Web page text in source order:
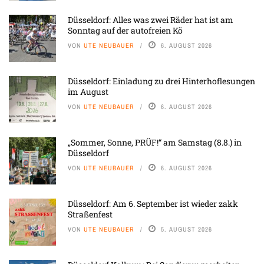
Düsseldorf: Alles was zwei Räder hat ist am
Sonntag auf der autofreien Kö
VON UTE NEUBAUER 6. AUGUST 2026
Düsseldorf: Einladung zu drei Hinterhoflesungen
im August
VON UTE NEUBAUER 6. AUGUST 2026
„Sommer, Sonne, PRÜF!“ am Samstag (8.8.) in
Düsseldorf
VON UTE NEUBAUER 6. AUGUST 2026
Düsseldorf: Am 6. September ist wieder zakk
Straßenfest
VON UTE NEUBAUER 5. AUGUST 2026